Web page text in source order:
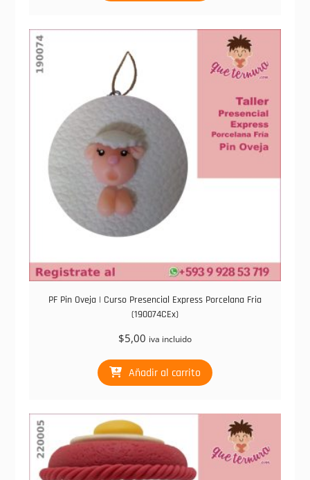
PF Pin Oveja | Curso Presencial Express Porcelana Fria
(190074CEx)
$5,00 iva incluido
Añadir al carrito